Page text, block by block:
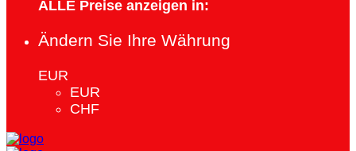
ALLE Preise anzeigen in:
Ändern Sie Ihre Währung
EUR
EUR
CHF